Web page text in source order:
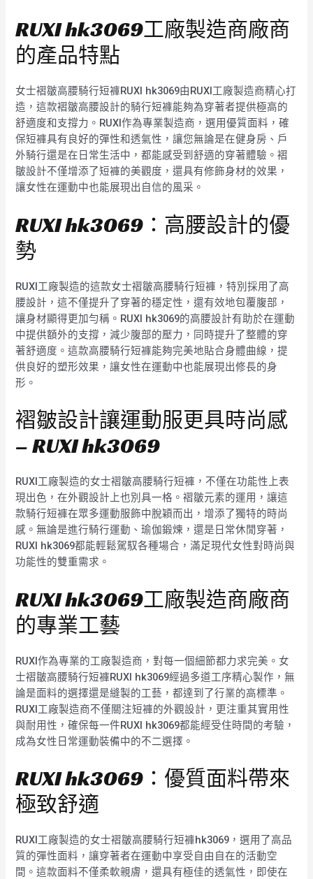
RUXI hk3069工廠製造商廠商
的產品特點
女士褶皺高腰騎行短褲RUXI hk3069由RUXI工廠製造商精心打
造，這款褶皺高腰設計的騎行短褲能夠為穿著者提供極高的
舒適度和支撐力。RUXI作為專業製造商，選用優質面料，確
保短褲具有良好的彈性和透氣性，讓您無論是在健身房、戶
外騎行還是在日常生活中，都能感受到舒適的穿著體驗。褶
皺設計不僅增添了短褲的美觀度，還具有修飾身材的效果，
讓女性在運動中也能展現出自信的風采。
RUXI hk3069：高腰設計的優
勢
RUXI工廠製造的這款女士褶皺高腰騎行短褲，特別採用了高
腰設計，這不僅提升了穿著的穩定性，還有效地包覆腹部，
讓身材顯得更加勻稱。RUXI hk3069的高腰設計有助於在運動
中提供額外的支撐，減少腹部的壓力，同時提升了整體的穿
著舒適度。這款高腰騎行短褲能夠完美地貼合身體曲線，提
供良好的塑形效果，讓女性在運動中也能展現出修長的身
形。
褶皺設計讓運動服更具時尚感
– RUXI hk3069
RUXI工廠製造的女士褶皺高腰騎行短褲，不僅在功能性上表
現出色，在外觀設計上也別具一格。褶皺元素的運用，讓這
款騎行短褲在眾多運動服飾中脫穎而出，增添了獨特的時尚
感。無論是進行騎行運動、瑜伽鍛煉，還是日常休閒穿著，
RUXI hk3069都能輕鬆駕馭各種場合，滿足現代女性對時尚與
功能性的雙重需求。
RUXI hk3069工廠製造商廠商
的專業工藝
RUXI作為專業的工廠製造商，對每一個細節都力求完美。女
士褶皺高腰騎行短褲RUXI hk3069經過多道工序精心製作，無
論是面料的選擇還是縫製的工藝，都達到了行業的高標準。
RUXI工廠製造商不僅關注短褲的外觀設計，更注重其實用性
與耐用性，確保每一件RUXI hk3069都能經受住時間的考驗，
成為女性日常運動裝備中的不二選擇。
RUXI hk3069：優質面料帶來
極致舒適
RUXI工廠製造的女士褶皺高腰騎行短褲hk3069，選用了高品
質的彈性面料，讓穿著者在運動中享受自由自在的活動空
間。這款面料不僅柔軟親膚，還具有極佳的透氣性，即使在